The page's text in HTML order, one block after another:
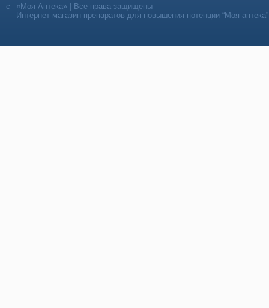
«Моя Аптека» | Все права защищены
Интернет-магазин препаратов для повышения потенции “Моя